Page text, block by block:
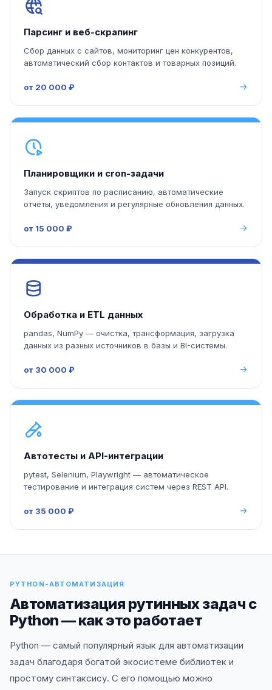
Парсинг и веб-скрапинг
Сбор данных с сайтов, мониторинг цен конкурентов,
автоматический сбор контактов и товарных позиций.
от 20 000 ₽
Планировщики и cron-задачи
Запуск скриптов по расписанию, автоматические
отчёты, уведомления и регулярные обновления данных.
от 15 000 ₽
Обработка и ETL данных
pandas, NumPy — очистка, трансформация, загрузка
данных из разных источников в базы и BI-системы.
от 30 000 ₽
Автотесты и API-интеграции
pytest, Selenium, Playwright — автоматическое
тестирование и интеграция систем через REST API.
от 35 000 ₽
PYTHON-АВТОМАТИЗАЦИЯ
Автоматизация рутинных задач с
Python — как это работает
Python — самый популярный язык для автоматизации
задач благодаря богатой экосистеме библиотек и
простому синтаксису. С его помощью можно